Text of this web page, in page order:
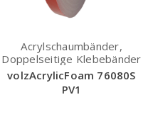
Acrylschaumbänder,
Doppelseitige Klebebänder
volzAcrylicFoam 76080S
PV1